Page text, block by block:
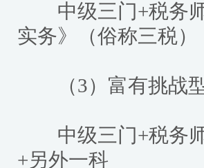
中级三门+税务师
实务》（俗称三税）
（3）富有挑战
中级三门+税务师
+另外一科